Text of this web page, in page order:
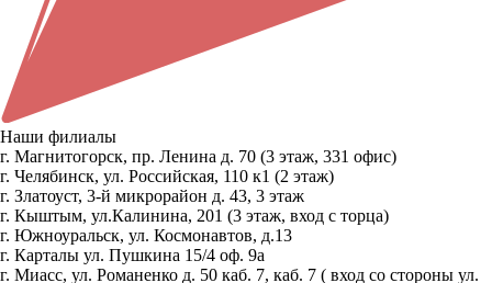
Наши филиалы
г. Магнитогорск, пр. Ленина д. 70 (3 этаж, 331 офис)
г. Челябинск, ул. Российская, 110 к1 (2 этаж)
г. Златоуст, 3-й микрорайон д. 43, 3 этаж
г. Кыштым, ул.Калинина, 201 (3 этаж, вход с торца)
г. Южноуральск, ул. Космонавтов, д.13
г. Карталы ул. Пушкина 15/4 оф. 9а
г. Миасс, ул. Романенко д. 50 каб. 7, каб. 7 ( вход со стороны ул.